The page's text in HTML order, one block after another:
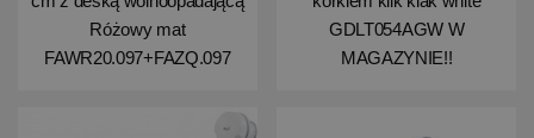
Różowy mat
FAWR20.097+FAZQ.097
GDLT054AGW W
MAGAZYNIE!!